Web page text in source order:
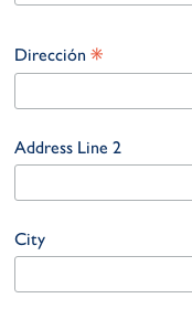
Dirección *
Address Line 2
City